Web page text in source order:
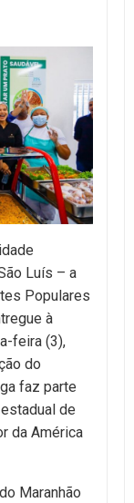
Luís – a
Populares
à
feira (3),
do
faz parte
de
da América
Maranhão